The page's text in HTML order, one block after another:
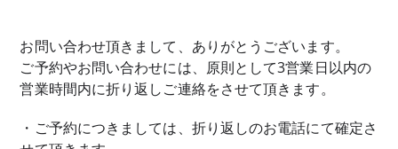
お問い合わせ頂きまして、ありがとうございます。
ご予約やお問い合わせには、原則として3営業日以内の
営業時間内に折り返しご連絡をさせて頂きます。
・ご予約につきましては、折り返しのお電話にて確定さ